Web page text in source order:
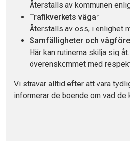
Återställs av kommunen
Trafikverkets vägar
Återställs av oss, i enlighet
Samfälligheter och
Här kan rutinerna skilja sig
överenskommet med
Vi strävar alltid efter att vara
informerar de boende om vad